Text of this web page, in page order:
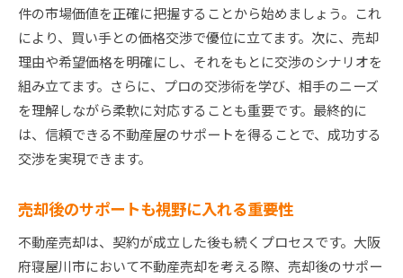
件の市場価値を正確に把握することから始めましょう。これ
により、買い手との価格交渉で優位に立てます。次に、売却
理由や希望価格を明確にし、それをもとに交渉のシナリオを
組み立てます。さらに、プロの交渉術を学び、相手のニーズ
を理解しながら柔軟に対応することも重要です。最終的に
は、信頼できる不動産屋のサポートを得ることで、成功する
交渉を実現できます。
売却後のサポートも視野に入れる重要性
不動産売却は、契約が成立した後も続くプロセスです。大阪
府寝屋川市において不動産売却を考える際、売却後のサポー